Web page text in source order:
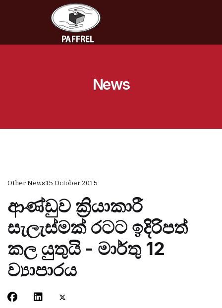
News
Other News15 October 2015
ආණ්ඩුව ක්‍රියාකාරී
සැලැස්මක් රටට ඉදිරිපත්
කල යුතුයි - මාර්තු 12
ව්‍යාපාරය